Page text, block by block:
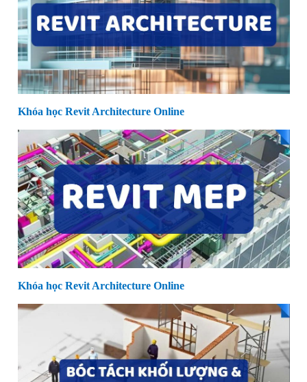
Khóa học Revit Architecture Online
Khóa học Revit Architecture Online